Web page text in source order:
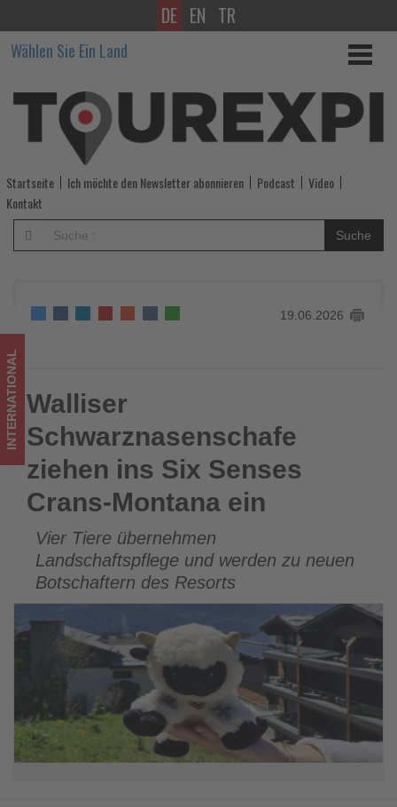
Walliser
Schwarznasenschafe
ziehen
ins
Six
Senses
Crans-
ein
-
Wissen,
was
im
Tourismus
los
ist!
DE EN TR
Wählen Sie Ein Land
Startseite Ich möchte den Newsletter abonnieren Podcast
Video
Kontakt
Suche
19.06.2026
Walliser Schwarznasenschafe ziehen ins Six Senses Crans-
Montana ein
INTERNATIONAL Walliser
Schwarznasenschafe
ziehen ins Six Senses
Crans-Montana ein
Vier Tiere übernehmen
Landschaftspflege und werden zu neuen
Botschaftern des Resorts